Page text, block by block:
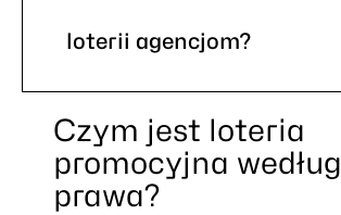
loterii agencjom?
Czym jest loteria
promocyjna według
prawa?